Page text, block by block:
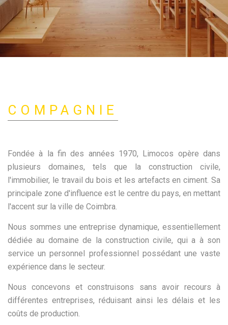
Limocos
Nous construisons ensemble
COMPAGNIE
Fondée à la fin des années 1970, Limocos opère dans
plusieurs domaines, tels que la construction civile,
l'immobilier, le travail du bois et les artefacts en ciment. Sa
principale zone d'influence est le centre du pays, en mettant
l'accent sur la ville de Coimbra.
Nous sommes une entreprise dynamique, essentiellement
dédiée au domaine de la construction civile, qui a à son
service un personnel professionnel possédant une vaste
expérience dans le secteur.
Nous concevons et construisons sans avoir recours à
différentes entreprises, réduisant ainsi les délais et les
coûts de production.